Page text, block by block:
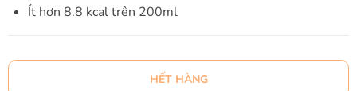
Ít hơn 8.8 kcal trên 200ml
HẾT HÀNG